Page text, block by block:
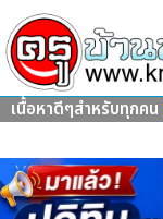
เนื้อหาดีๆสำหรับทุกคน